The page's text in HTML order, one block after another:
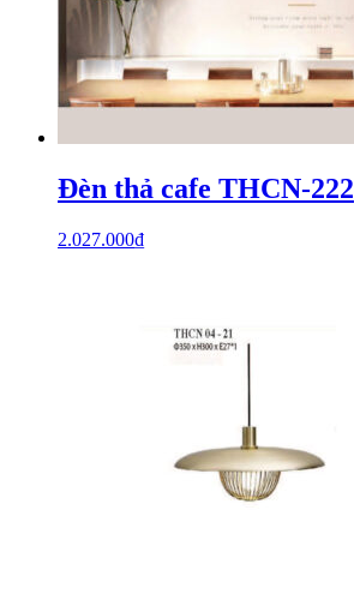
Đèn thả cafe THCN-222
2.027.000₫